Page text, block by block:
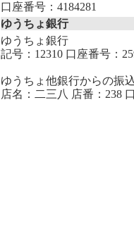
口座番号：4184281
ゆうちょ銀行
ゆうちょ銀行
記号：12310 口座番号：
ゆうちょ他銀行からの振
店名：二三八 店番：238